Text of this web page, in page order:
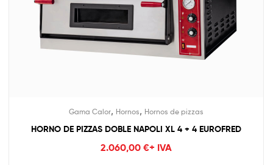
Gama Calor, Hornos, Hornos de pizzas
HORNO DE PIZZAS DOBLE NAPOLI XL 4 + 4 EUROFRED
2.060,00 €+ IVA